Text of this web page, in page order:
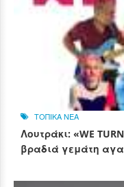
ΤΟΠΙΚΑ ΝΕΑ
Λουτράκι: «WE
βραδιά γεμάτη